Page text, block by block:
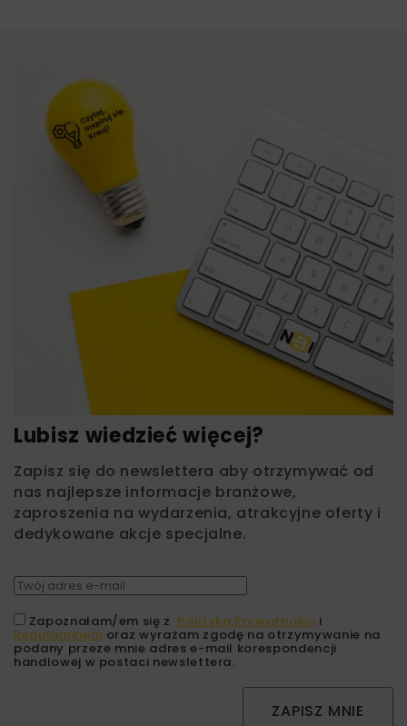
Lubisz wiedzieć więcej?
Zapisz się do newslettera aby otrzymywać od
nas najlepsze informacje branżowe,
zaproszenia na wydarzenia, atrakcyjne oferty i
dedykowane akcje specjalne.
Zapoznałam/em się z Polityką Prywatności i
Regulaminem oraz wyrażam zgodę na otrzymywanie na
podany przeze mnie adres e-mail korespondencji
handlowej w postaci newslettera.
ZAPISZ MNIE